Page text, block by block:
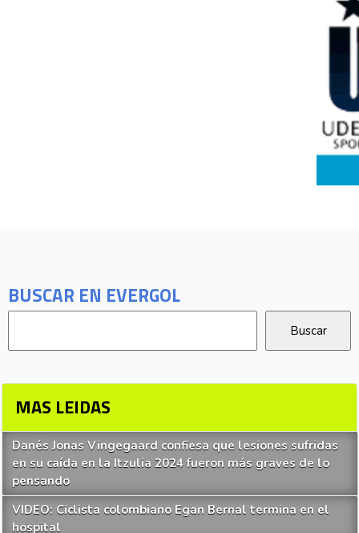
BUSCAR EN EVERGOL
MAS LEIDAS
Danés Jonas Vingegaard confiesa que lesiones sufridas
en su caída en la Itzulia 2024 fueron más graves de lo
pensando
VIDEO: Ciclista colombiano Egan Bernal termina en el
hospital